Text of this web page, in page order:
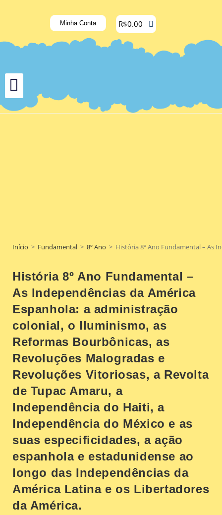
Minha Conta R$0.00
Início > Fundamental > 8º Ano > História 8º Ano Fundamental – As
História 8º Ano Fundamental –
As Independências da América
Espanhola: a administração
colonial, o Iluminismo, as
Reformas Bourbônicas, as
Revoluções Malogradas e
Revoluções Vitoriosas, a Revolta
de Tupac Amaru, a
Independência do Haiti, a
Independência do México e as
suas especificidades, a ação
espanhola e estadunidense ao
longo das Independências da
América Latina e os Libertadores
da América.